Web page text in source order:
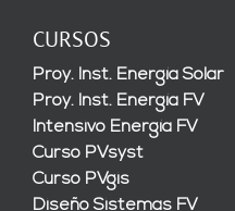
CURSOS
Proy. Inst. Energía Solar
Proy. Inst. Energía FV
Intensivo Energía FV
Curso PVsyst
Curso PVgis
Diseño Sistemas FV